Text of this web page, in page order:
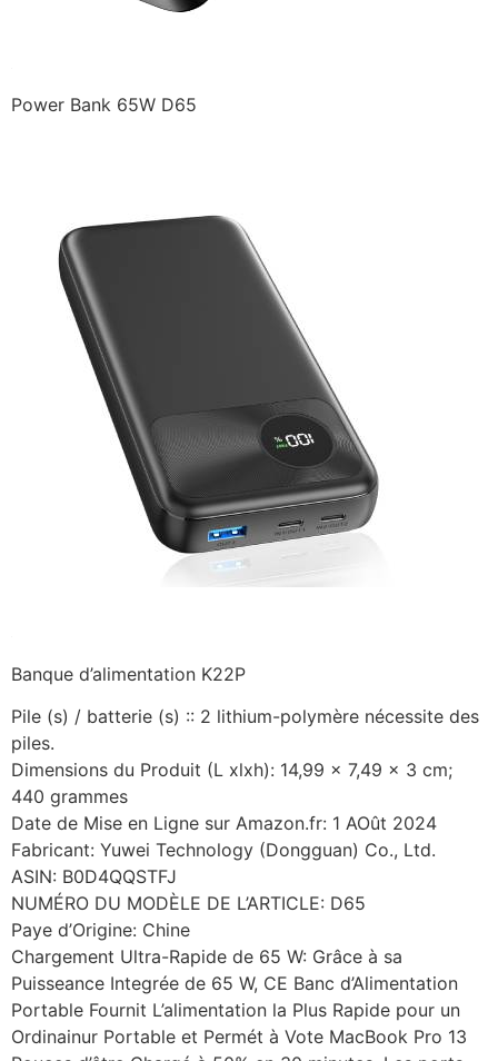
Power Bank 65W D65
Banque d’alimentation K22P
Pile (s) / batterie (s) :: 2 lithium-polymère nécessite des
piles.
Dimensions du Produit (L xlxh): 14,99 x 7,49 x 3 cm;
440 grammes
Date de Mise en Ligne sur Amazon.fr: 1 AOût 2024
Fabricant: Yuwei Technology (Dongguan) Co., Ltd.
ASIN: B0D4QQSTFJ
NUMÉRO DU MODÈLE DE L’ARTICLE: D65
Paye d’Origine: Chine
Chargement Ultra-Rapide de 65 W: Grâce à sa
Puisseance Integrée de 65 W, CE Banc d’Alimentation
Portable Fournit L’alimentation la Plus Rapide pour un
Ordinainur Portable et Permét à Vote MacBook Pro 13